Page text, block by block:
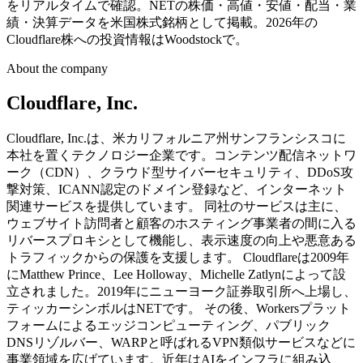
をリアルタイムで確認。NETの株価・高値・安値・配当・業
績・決算データを米国株式銘柄として掲載。2026年の
Cloudflare株への投資情報はWoodstockで。
About the company
Cloudflare, Inc.
Cloudflare, Inc.は、米カリフォルニア州サンフランシスコに
本社を置くテクノロジー企業です。コンテンツ配信ネットワ
ーク（CDN）、クラウド型サイバーセキュリティ、DDoS攻
撃対策、ICANN認定のドメイン登録など、インターネット
関連サービスを提供しています。 同社のサービスは主に、
ウェブサイト訪問者と顧客のホスティング事業者の間に入る
リバースプロキシとして機能し、表示速度の向上や悪意ある
トラフィックからの保護を支援します。 Cloudflareは2009年
にMatthew Prince、Lee Holloway、Michelle Zatlynによって設
立されました。2019年にニューヨーク証券取引所へ上場し、
ティッカーシンボルはNETです。 その後、Workersプラット
フォームによるエッジコンピューティング、パブリック
DNSリゾルバー、WARPと呼ばれるVPN類似サービスなどに
事業領域を広げています。近年はAIをインフラに組み込